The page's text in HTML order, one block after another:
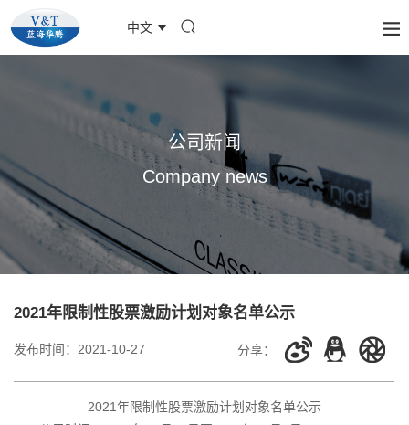
中文
公司新闻
Company news
2021年限制性股票激励计划对象名单公示
发布时间： 2021-10-27 分享：
2021年限制性股票激励计划对象名单公示